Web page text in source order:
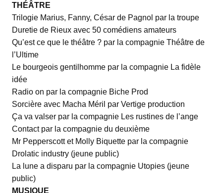
THÉÂTRE
Trilogie Marius, Fanny, César de Pagnol par la troupe
Duretie de Rieux avec 50 comédiens amateurs
Qu’est ce que le théâtre ? par la compagnie Théâtre de
l’Ultime
Le bourgeois gentilhomme par la compagnie La fidèle
idée
Radio on par la compagnie Biche Prod
Sorcière avec Macha Méril par Vertige production
Ça va valser par la compagnie Les rustines de l’ange
Contact par la compagnie du deuxième
Mr Pepperscott et Molly Biquette par la compagnie
Drolatic industry (jeune public)
La lune a disparu par la compagnie Utopies (jeune
public)
MUSIQUE